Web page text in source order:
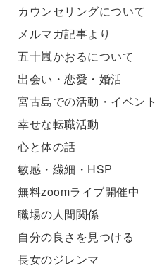
カウンセリングについて
メルマガ記事より
五十嵐かおるについて
出会い・恋愛・婚活
宮古島での活動・イベント
幸せな転職活動
心と体の話
敏感・繊細・HSP
無料zoomライブ開催中
職場の人間関係
自分の良さを見つける
長女のジレンマ